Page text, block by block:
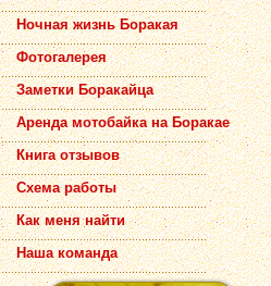
Ночная жизнь Боракая
Фотогалерея
Заметки Боракайца
Аренда мотобайка на Боракае
Книга отзывов
Схема работы
Как меня найти
Наша команда